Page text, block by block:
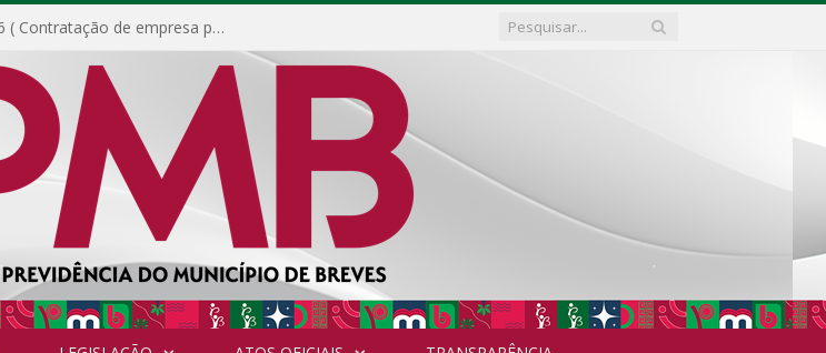
DISPENSA DE LICITAÇÃO Nº 003/2026 ( Contratação de empresa para fornecimento de gêneros alimentícios não perecíveis, materiais de expediente, descartáveis, copa e cozinha, para análise e posterior publicação.)